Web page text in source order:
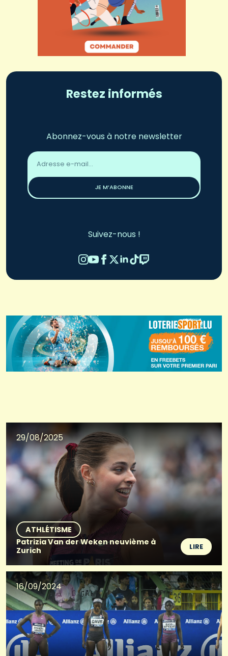
Restez informés
Abonnez-vous à notre newsletter
Adresse
email
JE M’ABONNE
Suivez-nous !
29/08/2025
ATHLÉTISME
Patrizia Van der Weken neuvième à
Zurich
LIRE
16/09/2024